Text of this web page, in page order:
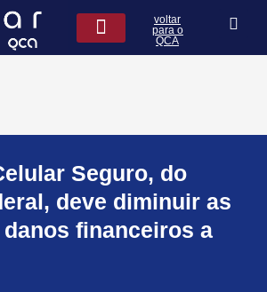
voltar
para o
QCA
Seguro, do
deve diminuir as
financeiros a